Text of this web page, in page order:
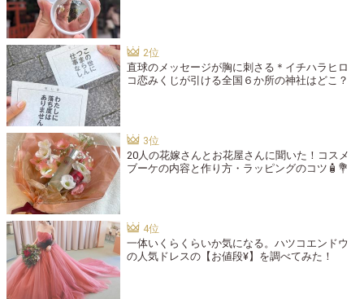
直球のメッセージが胸に刺さる＊イチハラヒロ
コ恋みくじが引ける全国６か所の神社はどこ？
20人の花嫁さんとお花屋さんに聞いた！コスメ
ブーケの内容と作り方・ラッピングのコツ🧴💐
一体いくらくらいか気になる。ハツコエンドウ
の人気ドレスの【お値段¥】を調べてみた！